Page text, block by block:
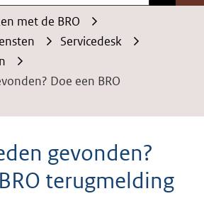
met de BRO
Servicedesk
Doe een BRO
gevonden?
terugmelding